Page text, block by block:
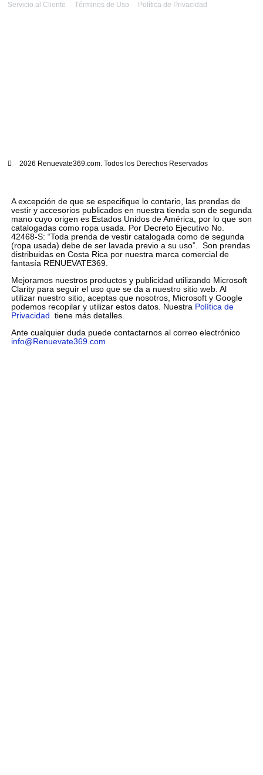
2026 Renuevate369.com. Todos los Derechos Reservados
Servicio al Cliente Términos de Uso Política de Privacidad
A excepción de que se especifique lo contario, las prendas de
vestir y accesorios publicados en nuestra tienda son de segunda
mano cuyo origen es Estados Unidos de América, por lo que son
catalogadas como ropa usada. Por Decreto Ejecutivo No.
42468-S: “Toda prenda de vestir catalogada como de segunda
(ropa usada) debe de ser lavada previo a su uso”. Son prendas
distribuidas en Costa Rica por nuestra marca comercial de
fantasía RENUEVATE369.
Mejoramos nuestros productos y publicidad utilizando Microsoft
Clarity para seguir el uso que se da a nuestro sitio web. Al
utilizar nuestro sitio, aceptas que nosotros, Microsoft y Google
podemos recopilar y utilizar estos datos. Nuestra Política de
Privacidad tiene más detalles.
Ante cualquier duda puede contactarnos al correo electrónico
info@Renuevate369.com